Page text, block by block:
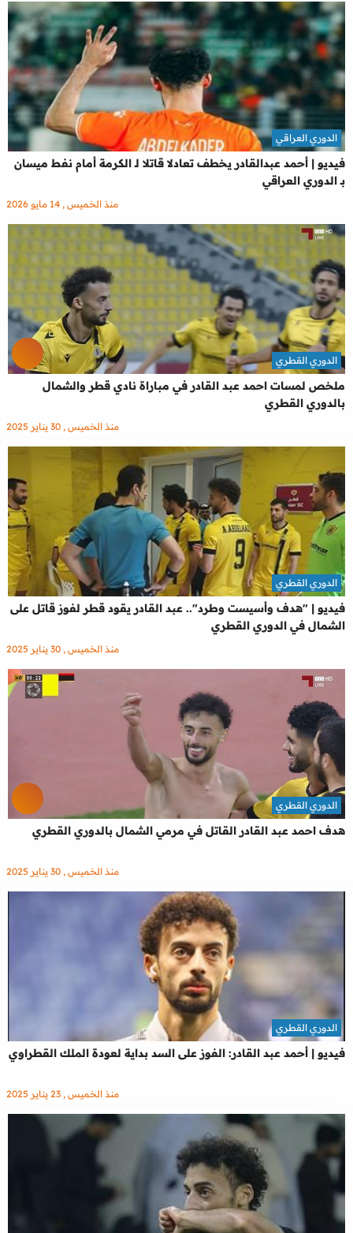
فيديو | أحمد عبدالقادر يخطف تعادلا قاتلا لـ الكرمة أمام نفط ميسان
بـ الدوري العراقي
الدوري العراقي
منذ الخميس , 14 مايو 2026
ملخص لمسات احمد عبد القادر في مباراة نادي قطر والشمال
بالدوري القطري
الدوري القطري
منذ الخميس , 30 يناير 2025
فيديو | "هدف وأسيست وطرد".. عبد القادر يقود قطر لفوز قاتل على
الشمال في الدوري القطري
الدوري القطري
منذ الخميس , 30 يناير 2025
هدف احمد عبد القادر القاتل في مرمي الشمال بالدوري القطري
الدوري القطري
منذ الخميس , 30 يناير 2025
فيديو | أحمد عبد القادر: الفوز على السد بداية لعودة الملك القطراوي
الدوري القطري
منذ الخميس , 23 يناير 2025